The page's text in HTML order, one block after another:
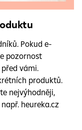
Pokud e-
pozornost
vámi.
produktů.
nejvýhodněji,
heureka.cz